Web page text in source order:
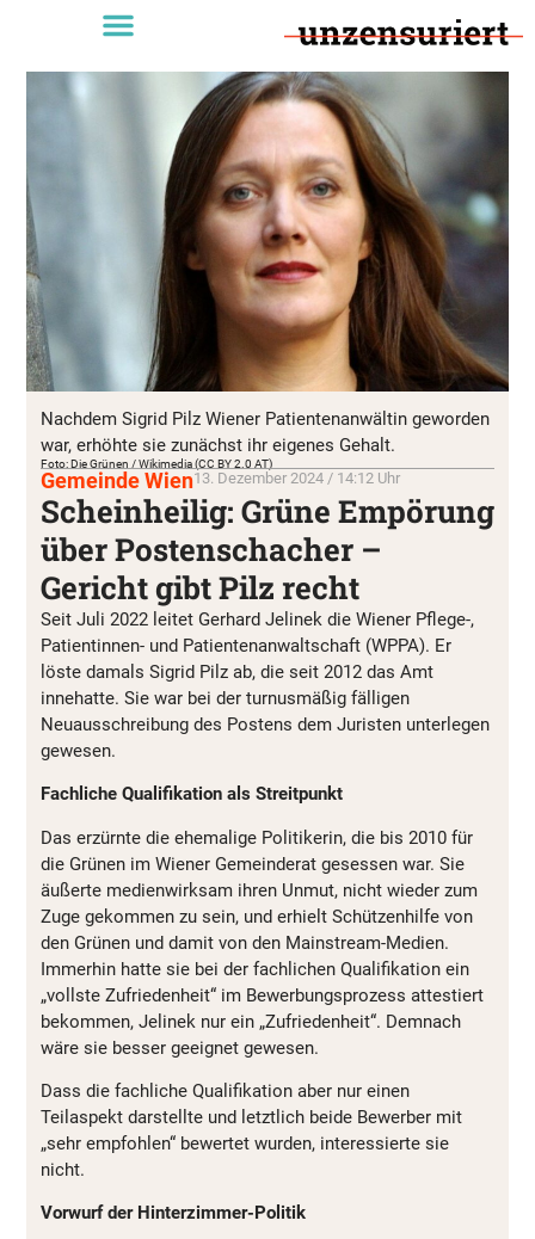
Nachdem Sigrid Pilz Wiener Patientenanwältin geworden
war, erhöhte sie zunächst ihr eigenes Gehalt.
Foto: Die Grünen / Wikimedia (CC BY 2.0 AT)
Gemeinde Wien13. Dezember 2024 / 14:12 Uhr
Scheinheilig: Grüne Empörung
über Postenschacher –
Gericht gibt Pilz recht
Seit Juli 2022 leitet Gerhard Jelinek die Wiener Pflege-,
Patientinnen- und Patientenanwaltschaft (WPPA). Er
löste damals Sigrid Pilz ab, die seit 2012 das Amt
innehatte. Sie war bei der turnusmäßig fälligen
Neuausschreibung des Postens dem Juristen unterlegen
gewesen.
Fachliche Qualifikation als Streitpunkt
Das erzürnte die ehemalige Politikerin, die bis 2010 für
die Grünen im Wiener Gemeinderat gesessen war. Sie
äußerte medienwirksam ihren Unmut, nicht wieder zum
Zuge gekommen zu sein, und erhielt Schützenhilfe von
den Grünen und damit von den Mainstream-Medien.
Immerhin hatte sie bei der fachlichen Qualifikation ein
„vollste Zufriedenheit“ im Bewerbungsprozess attestiert
bekommen, Jelinek nur ein „Zufriedenheit“. Demnach
wäre sie besser geeignet gewesen.
Dass die fachliche Qualifikation aber nur einen
Teilaspekt darstellte und letztlich beide Bewerber mit
„sehr empfohlen“ bewertet wurden, interessierte sie
nicht.
Vorwurf der Hinterzimmer-Politik